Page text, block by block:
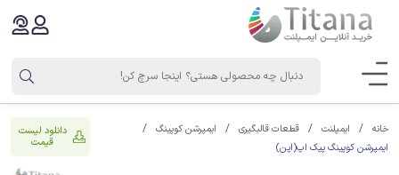
خانه ایمپلنت قطعات قالبگیری
ایمپرشن کوپینگ
ایمپرشن کوپینگ پیک اپ(اپن)
دانلود لیست
قیمت